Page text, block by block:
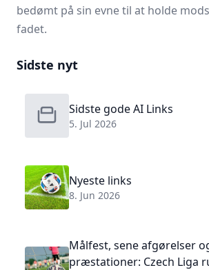
bedømt på sin evne til at holde
fadet.
Sidste nyt
Sidste gode AI Links
5. Jul 2026
Nyeste links
8. Jun 2026
Målfest, sene afgørelser
præstationer: Czech Liga